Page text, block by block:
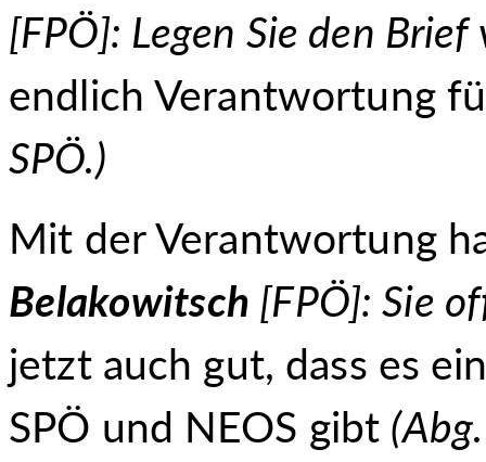
[FPÖ]: Legen Sie den Brief
endlich Verantwortung
SPÖ.)
Mit der Verantwortung
Belakowitsch [FPÖ]: Sie
jetzt auch gut, dass es
SPÖ und NEOS gibt